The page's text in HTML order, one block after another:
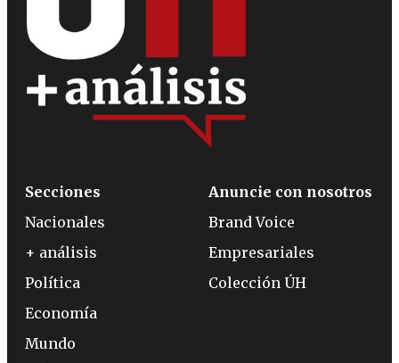
Secciones
Nacionales
+ análisis
Política
Economía
Mundo
Anuncie con nosotros
Brand Voice
Empresariales
Colección ÚH